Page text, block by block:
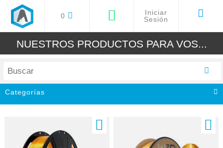
0
Iniciar
Sesión
NUESTROS PRODUCTOS PARA VOS...
Categorías
Filamentos 3D